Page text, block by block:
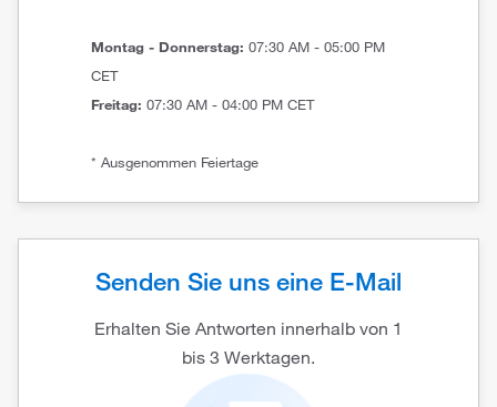
Montag - Donnerstag: 07:30 AM - 05:00 PM
CET
Freitag: 07:30 AM - 04:00 PM CET
* Ausgenommen Feiertage
Senden Sie uns eine E-Mail
Erhalten Sie Antworten innerhalb von 1
bis 3 Werktagen.